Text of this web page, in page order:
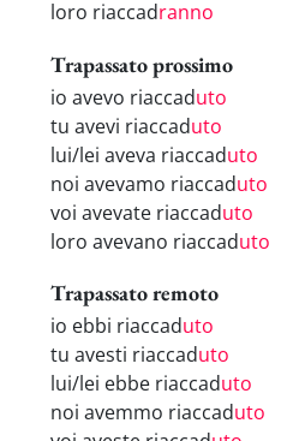
loro riaccadranno
Trapassato prossimo
io avevo riaccaduto
tu avevi riaccaduto
lui/lei aveva riaccaduto
noi avevamo riaccaduto
voi avevate riaccaduto
loro avevano riaccaduto
Trapassato remoto
io ebbi riaccaduto
tu avesti riaccaduto
lui/lei ebbe riaccaduto
noi avemmo riaccaduto